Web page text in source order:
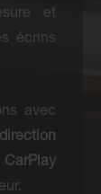
et
écrins
avec
direction